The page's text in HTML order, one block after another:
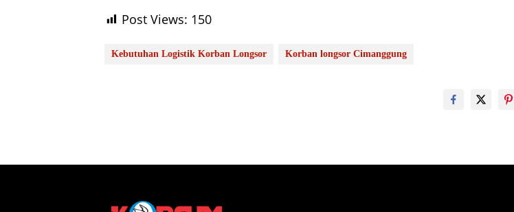
Post Views: 150
Kebutuhan Logistik Korban Longsor Korban longsor Cimanggung